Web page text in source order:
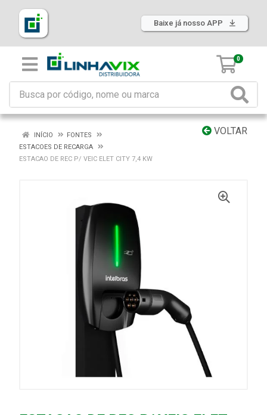
Baixe já nosso APP
0
VOLTAR
INÍCIO
FONTES
ESTACOES DE RECARGA
ESTACAO DE REC P/ VEIC ELET CITY 7,4 KW